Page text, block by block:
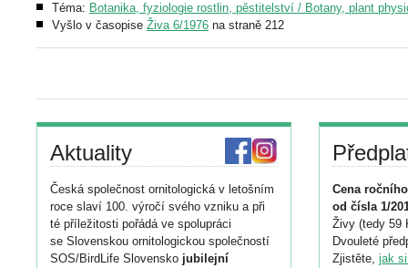
Téma: Botanika, fyziologie rostlin, pěstitelství / Botany, plant
Vyšlo v časopise Živa 6/1976 na straně 212
Aktuality
Česká společnost ornitologická v letošním
roce slaví 100. výročí svého vzniku a při
té příležitosti pořádá ve spolupráci
se Slovenskou ornitologickou společností
SOS/BirdLife Slovensko jubilejní
Cena
od čísla 1/
Živy (tedy 59
Dvouleté
Zjistěte, jak